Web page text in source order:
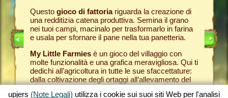
Questo gioco di fattoriariguarda la creazione di
una redditizia catena produttiva. Semina il grano
nei tuoi campi, macinalo per trasformarlo in farina
e usala per sfornare il pane nella tua panetteria.
My Little Farmiesè un gioco del villaggio con
molte funzionalità e una grafica meravigliosa. Qui ti
dedichi all’agricoltura in tutte le sue sfaccettature:
dalla coltivazione degli ortaggi all’allevamento del
ti
che
gran
creato
My
gioco
upjers (Note Legali) utilizza i cookie sui suoi siti Web per l'analisi